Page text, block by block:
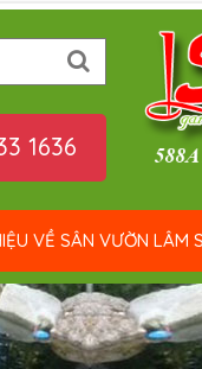
Tìm kiếm
1636
VỀ SÂN VƯỜN LÂM